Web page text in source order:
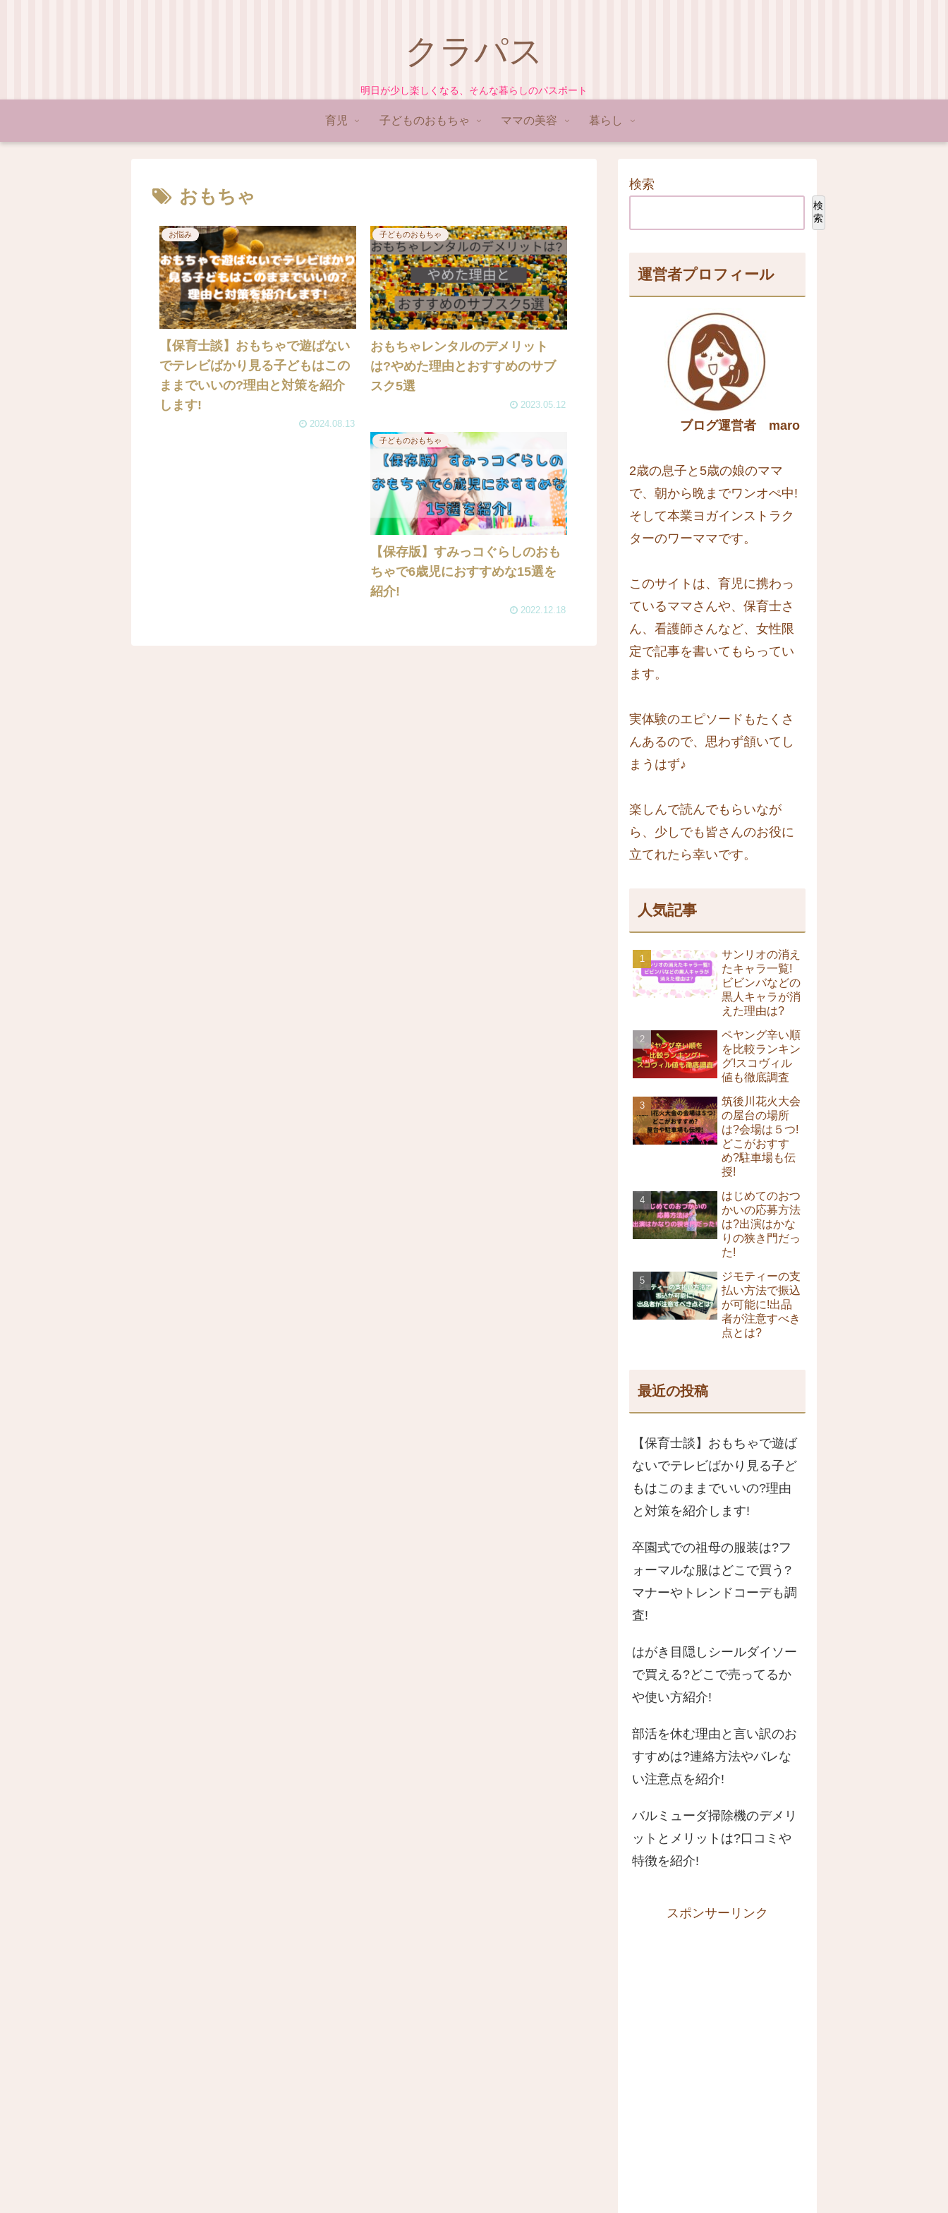
クラパス
明日が少し楽しくなる、そんな暮らしのパスポート
育児 子どものおもちゃ ママの美容 暮らし
おもちゃ
お悩み
【保育士談】おもちゃで遊ばない
でテレビばかり見る子どもはこの
ままでいいの?理由と対策を紹介
します!
2024.08.13
子どものおもちゃ
おもちゃレンタルのデメリット
は?やめた理由とおすすめのサブ
スク5選
2023.05.12
子どものおもちゃ
【保存版】すみっコぐらしのおも
ちゃで6歳児におすすめな15選を
紹介!
2022.12.18
検索
検
索
運営者プロフィール
ブログ運営者 maro
2歳の息子と5歳の娘のママ
で、朝から晩までワンオぺ中!
そして本業ヨガインストラク
ターのワーママです。
このサイトは、育児に携わっ
ているママさんや、保育士さ
ん、看護師さんなど、女性限
定で記事を書いてもらってい
ます。
実体験のエピソードもたくさ
んあるので、思わず頷いてし
まうはず♪
楽しんで読んでもらいなが
ら、少しでも皆さんのお役に
立てれたら幸いです。
人気記事
サンリオの消え
たキャラ一覧!
ビビンバなどの
黒人キャラが消
えた理由は?
ペヤング辛い順
を比較ランキン
グ!スコヴィル
値も徹底調査
筑後川花火大会
の屋台の場所
は?会場は５つ!
どこがおすす
め?駐車場も伝
授!
はじめてのおつ
かいの応募方法
は?出演はかな
りの狭き門だっ
た!
ジモティーの支
払い方法で振込
が可能に!出品
者が注意すべき
点とは?
最近の投稿
【保育士談】おもちゃで遊ば
ないでテレビばかり見る子ど
もはこのままでいいの?理由
と対策を紹介します!
卒園式での祖母の服装は?フ
ォーマルな服はどこで買う?
マナーやトレンドコーデも調
査!
はがき目隠しシールダイソー
で買える?どこで売ってるか
や使い方紹介!
部活を休む理由と言い訳のお
すすめは?連絡方法やバレな
い注意点を紹介!
バルミューダ掃除機のデメリ
ットとメリットは?口コミや
特徴を紹介!
スポンサーリンク